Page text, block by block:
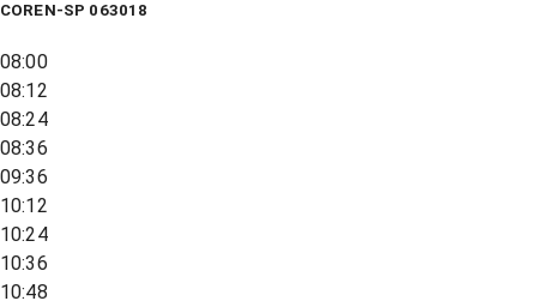
COREN-SP 063018
08:00
08:12
08:24
08:36
09:36
10:12
10:24
10:36
10:48